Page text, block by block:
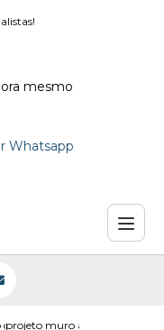
mesmo
Whatsapp
arrimo bloco de concreto
projeto muro arrimo biritiba